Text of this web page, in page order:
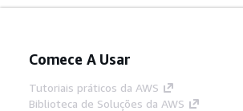
Comece A Usar
Tutoriais práticos da AWS
Biblioteca de Soluções da AWS